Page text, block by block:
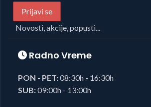
Novosti, akcije, popusti...
Radno Vreme
PON - PET:08:30h - 16:30h
SUB:09:00h - 13:00h